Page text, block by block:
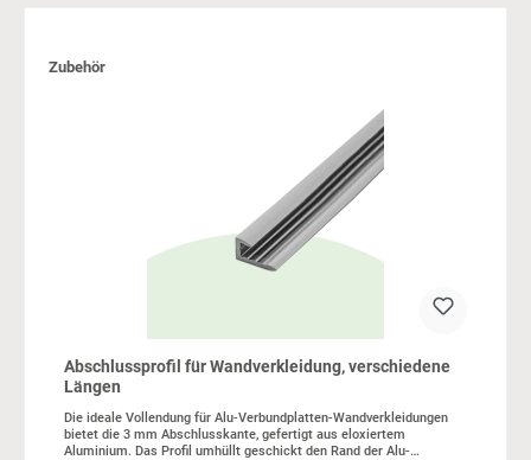
Produktgalerie überspringen
Zubehör
Abschlussprofil für Wandverkleidung, verschiedene
Längen
Die ideale Vollendung für Alu-Verbundplatten-Wandverkleidungen
bietet die 3 mm Abschlusskante, gefertigt aus eloxiertem
Aluminium. Das Profil umhüllt geschickt den Rand der Alu-